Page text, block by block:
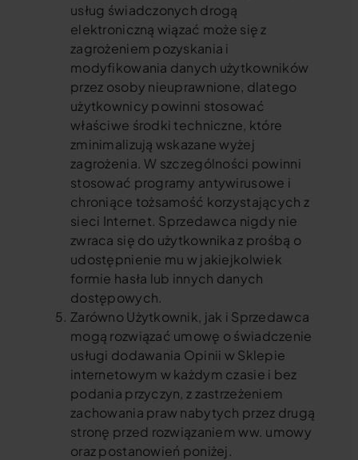
usług świadczonych drogą
elektroniczną wiązać może się z
zagrożeniem pozyskania i
modyfikowania danych użytkowników
przez osoby nieuprawnione, dlatego
użytkownicy powinni stosować
właściwe środki techniczne, które
zminimalizują wskazane wyżej
zagrożenia. W szczególności powinni
stosować programy antywirusowe i
chroniące tożsamość korzystających z
sieci Internet. Sprzedawca nigdy nie
zwraca się do użytkownika z prośbą o
udostępnienie mu w jakiejkolwiek
formie hasła lub innych danych
dostępowych.
Zarówno Użytkownik, jak i Sprzedawca
mogą rozwiązać umowę o świadczenie
usługi dodawania Opinii w Sklepie
internetowym w każdym czasie i bez
podania przyczyn, z zastrzeżeniem
zachowania praw nabytych przez drugą
stronę przed rozwiązaniem ww. umowy
oraz postanowień poniżej.